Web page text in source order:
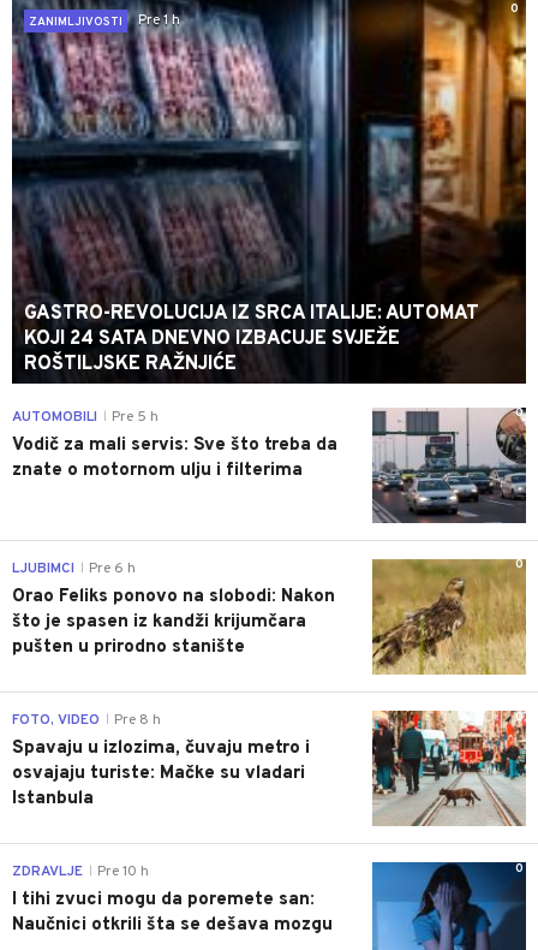
0
ZANIMLJIVOSTI
Pre 1 h
GASTRO-REVOLUCIJA IZ SRCA ITALIJE: AUTOMAT
KOJI 24 SATA DNEVNO IZBACUJE SVJEŽE
ROŠTILJSKE RAŽNJIĆE
0
AUTOMOBILI Pre 5 h
Vodič za mali servis: Sve što treba da
znate o motornom ulju i filterima
0
LJUBIMCI Pre 6 h
Orao Feliks ponovo na slobodi: Nakon
što je spasen iz kandži krijumčara
pušten u prirodno stanište
0
FOTO, VIDEO Pre 8 h
Spavaju u izlozima, čuvaju metro i
osvajaju turiste: Mačke su vladari
Istanbula
0
ZDRAVLJE Pre 10 h
I tihi zvuci mogu da poremete san:
Naučnici otkrili šta se dešava mozgu